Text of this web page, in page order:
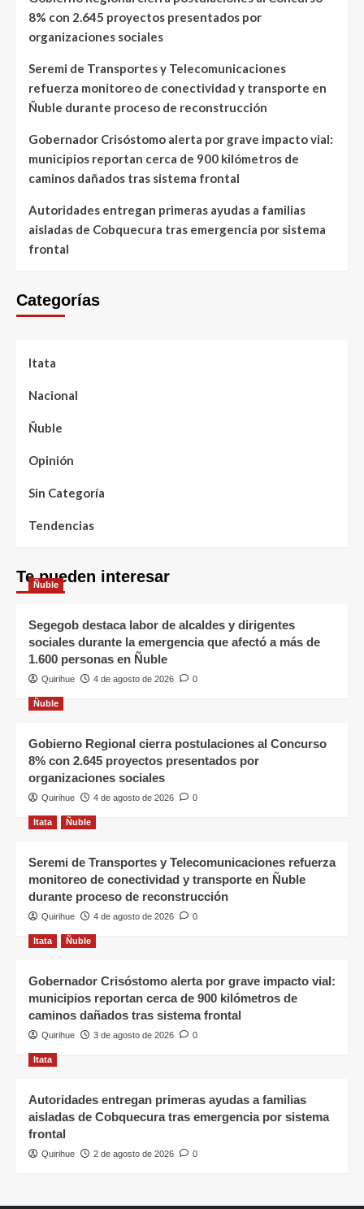
8% con 2.645 proyectos presentados por
organizaciones sociales
Seremi de Transportes y Telecomunicaciones
refuerza monitoreo de conectividad y transporte en
Ñuble durante proceso de reconstrucción
Gobernador Crisóstomo alerta por grave impacto vial:
municipios reportan cerca de 900 kilómetros de
caminos dañados tras sistema frontal
Autoridades entregan primeras ayudas a familias
aisladas de Cobquecura tras emergencia por sistema
frontal
Categorías
Itata
Nacional
Ñuble
Opinión
Sin Categoría
Tendencias
Te pueden interesar
Ñuble
Segegob destaca labor de alcaldes y dirigentes
sociales durante la emergencia que afectó a más de
1.600 personas en Ñuble
Quirihue 4 de agosto de 2026 0
Ñuble
Gobierno Regional cierra postulaciones al Concurso
8% con 2.645 proyectos presentados por
organizaciones sociales
Quirihue 4 de agosto de 2026 0
Itata Ñuble
Seremi de Transportes y Telecomunicaciones refuerza
monitoreo de conectividad y transporte en Ñuble
durante proceso de reconstrucción
Quirihue 4 de agosto de 2026 0
Itata Ñuble
Gobernador Crisóstomo alerta por grave impacto vial:
municipios reportan cerca de 900 kilómetros de
caminos dañados tras sistema frontal
Quirihue 3 de agosto de 2026 0
Itata
Autoridades entregan primeras ayudas a familias
aisladas de Cobquecura tras emergencia por sistema
frontal
Quirihue 2 de agosto de 2026 0